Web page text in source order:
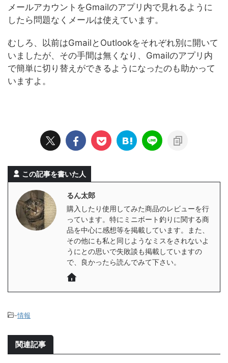
メールアカウントをGmailのアプリ内で見れるように
したら問題なくメールは使えています。
むしろ、以前はGmailとOutlookをそれぞれ別に開いて
いましたが、その手間は無くなり、Gmailのアプリ内
で簡単に切り替えができるようになったのも助かって
いますよ。
この記事を書いた人
るん太郎
購入したり使用してみた商品のレビューを行
っています。特にミニボート釣りに関する商
品を中心に感想等を掲載しています。また、
その他にも私と同じようなミスをされないよ
うにとの思いで失敗談も掲載していますの
で、良かったら読んでみて下さい。
-情報
関連記事